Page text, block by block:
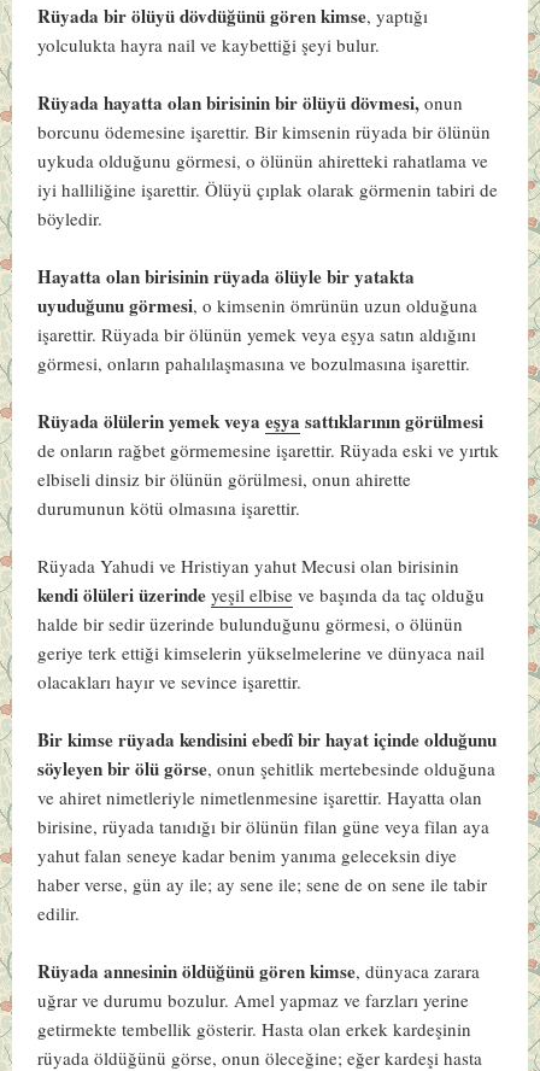
Rüyada bir ölüyü dövdüğünü gören kimse, yaptığı
yolculukta hayra nail ve kaybettiği şeyi bulur.
Rüyada hayatta olan birisinin bir ölüyü dövmesi, onun
borcunu ödemesine işarettir. Bir kimsenin rüyada bir ölünün
uykuda olduğunu görmesi, o ölünün ahiretteki rahatlama ve
iyi halliliğine işarettir. Ölüyü çıplak olarak görmenin tabiri de
böyledir.
Hayatta olan birisinin rüyada ölüyle bir yatakta
uyuduğunu görmesi, o kimsenin ömrünün uzun olduğuna
işarettir. Rüyada bir ölünün yemek veya eşya satın aldığını
görmesi, onların pahalılaşmasına ve bozulmasına işarettir.
Rüyada ölülerin yemek veyaeşya sattıklarının görülmesi
de onların rağbet görmemesine işarettir. Rüyada eski ve yırtık
elbiseli dinsiz bir ölünün görülmesi, onun ahirette
durumunun kötü olmasına işarettir.
Rüyada Yahudi ve Hristiyan yahut Mecusi olan birisinin
kendi ölüleri üzerinde yeşil elbise ve başında da taç olduğu
halde bir sedir üzerinde bulunduğunu görmesi, o ölünün
geriye terk ettiği kimselerin yükselmelerine ve dünyaca nail
olacakları hayır ve sevince işarettir.
Bir kimse rüyada kendisini ebedî bir hayat içinde olduğunu
söyleyen bir ölü görse, onun şehitlik mertebesinde olduğuna
ve ahiret nimetleriyle nimetlenmesine işarettir. Hayatta olan
birisine, rüyada tanıdığı bir ölünün filan güne veya filan aya
yahut falan seneye kadar benim yanıma geleceksin diye
haber verse, gün ay ile; ay sene ile; sene de on sene ile tabir
edilir.
Rüyada annesinin öldüğünü gören kimse, dünyaca zarara
uğrar ve durumu bozulur. Amel yapmaz ve farzları yerine
getirmekte tembellik gösterir. Hasta olan erkek kardeşinin
rüyada öldüğünü görse, onun öleceğine; eğer kardeşi hasta